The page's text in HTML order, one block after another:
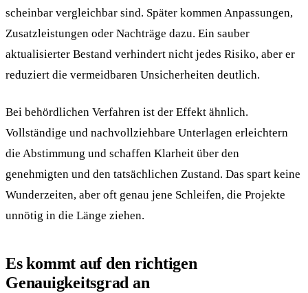
scheinbar vergleichbar sind. Später kommen Anpassungen,
Zusatzleistungen oder Nachträge dazu. Ein sauber
aktualisierter Bestand verhindert nicht jedes Risiko, aber er
reduziert die vermeidbaren Unsicherheiten deutlich.
Bei behördlichen Verfahren ist der Effekt ähnlich.
Vollständige und nachvollziehbare Unterlagen erleichtern
die Abstimmung und schaffen Klarheit über den
genehmigten und den tatsächlichen Zustand. Das spart keine
Wunderzeiten, aber oft genau jene Schleifen, die Projekte
unnötig in die Länge ziehen.
Es kommt auf den richtigen
Genauigkeitsgrad an